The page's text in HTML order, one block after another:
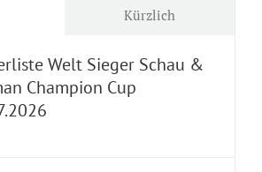
Kürzlich
Welt Sieger Schau &
Champion Cup